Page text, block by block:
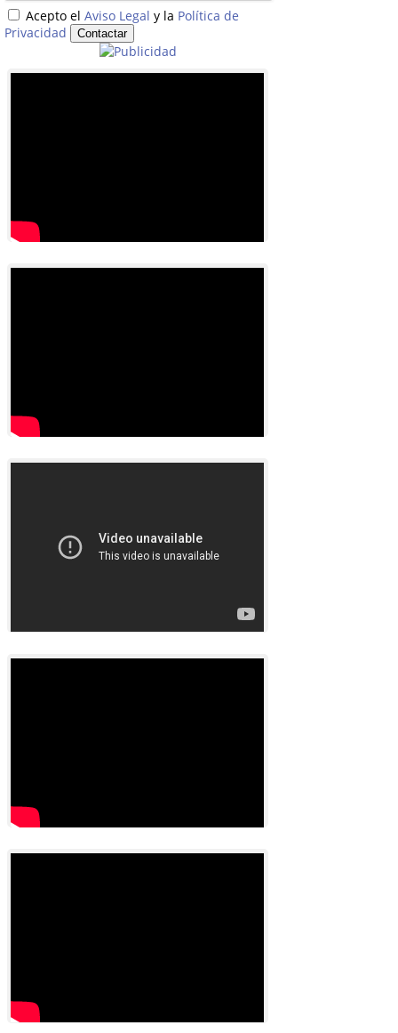
Acepto el Aviso Legal y la Política de
Privacidad